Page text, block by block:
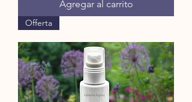
Agregar al carrito
Offerta